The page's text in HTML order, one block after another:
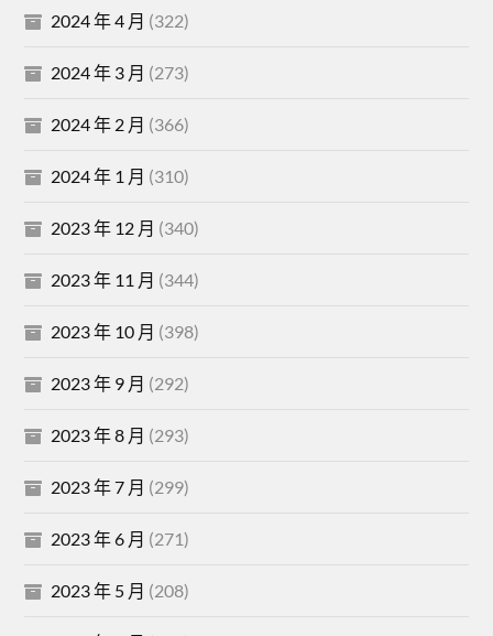
2024 年 4 月 (322)
2024 年 3 月 (273)
2024 年 2 月 (366)
2024 年 1 月 (310)
2023 年 12 月 (340)
2023 年 11 月 (344)
2023 年 10 月 (398)
2023 年 9 月 (292)
2023 年 8 月 (293)
2023 年 7 月 (299)
2023 年 6 月 (271)
2023 年 5 月 (208)